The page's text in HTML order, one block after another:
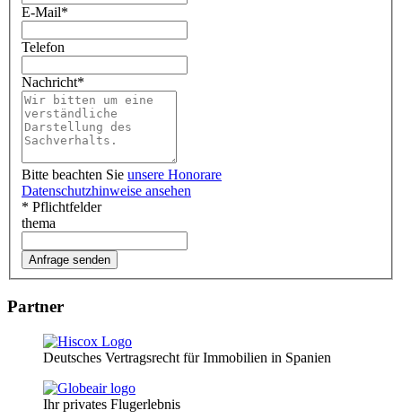
E-Mail*
Telefon
Nachricht*
Bitte beachten Sie unsere Honorare
Datenschutzhinweise ansehen
* Pflichtfelder
thema
Partner
Deutsches Vertragsrecht für Immobilien in Spanien
Ihr privates Flugerlebnis